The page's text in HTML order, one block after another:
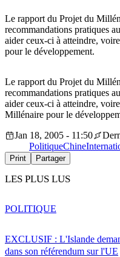
Le rapport du Projet du
recommandations pratiques
aider ceux-ci à atteindre,
pour le développement.
Le rapport du Projet du
recommandations pratiques
aider ceux-ci à atteindre,
Millénaire pour le
Jan 18, 2005 - 11:50
PolitiqueChine
Print Partager
LES PLUS LUS
EXCLUSIF : L'Islande
dans son référendum sur l'UE
POLITIQUE